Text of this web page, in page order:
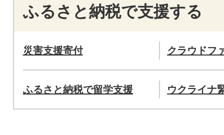
ふるさと納税で支援する
災害支援寄付 クラウドフ
ふるさと納税で留学支援 ウクライナ